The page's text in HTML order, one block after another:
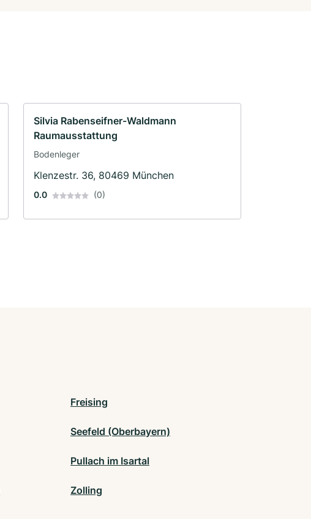
Silvia Rabenseifner-Waldmann
Raumausstattung
Bodenleger
Klenzestr. 36, 80469 München
0.0 (0)
Freising
Seefeld (Oberbayern)
Pullach im Isartal
Zolling